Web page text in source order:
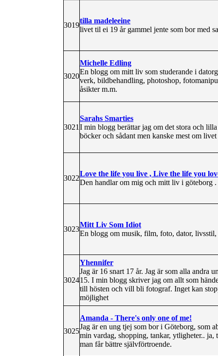
3019
tilla madeleeine
livet til ei 19 år gammel jente som bor med
3020
Michelle Edling
En blogg om mitt liv som studerande i
verk, bildbehandling, photoshop,
åsikter m.m.
3021
Sarahs Smarties
I min blogg berättar jag om det stora och
böcker och sådant men kanske mest om
3022
Love the life you live , Live the life you
Den handlar om mig och mitt liv i göteborg .
3023
Mitt Liv Som Idiot
En blogg om musik, film, foto, dator,
3024
Yhennifer
Jag är 16 snart 17 år. Jag är som alla andra
15. I min blogg skriver jag om allt som
till hösten och vill bli fotograf. Inget kan
möjlighet
3025
Amanda - There's only one of me!
Jag är en ung tjej som bor i Göteborg, som
min vardag, shopping, tankar, ytligheter..
man får bättre självförtroende.